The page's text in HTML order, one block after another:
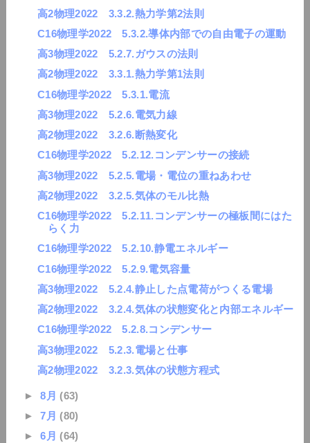
高2物理2022 3.3.2.熱力学第2法則
C16物理学2022 5.3.2.導体内部での自由電子の運動
高3物理2022 5.2.7.ガウスの法則
高2物理2022 3.3.1.熱力学第1法則
C16物理学2022 5.3.1.電流
高3物理2022 5.2.6.電気力線
高2物理2022 3.2.6.断熱変化
C16物理学2022 5.2.12.コンデンサーの接続
高3物理2022 5.2.5.電場・電位の重ねあわせ
高2物理2022 3.2.5.気体のモル比熱
C16物理学2022 5.2.11.コンデンサーの極板間にはた
らく力
C16物理学2022 5.2.10.静電エネルギー
C16物理学2022 5.2.9.電気容量
高3物理2022 5.2.4.静止した点電荷がつくる電場
高2物理2022 3.2.4.気体の状態変化と内部エネルギー
C16物理学2022 5.2.8.コンデンサー
高3物理2022 5.2.3.電場と仕事
高2物理2022 3.2.3.気体の状態方程式
►8月 (63)
►7月 (80)
►6月 (64)